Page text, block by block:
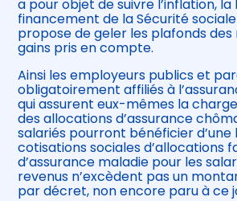
a pour objet de suivre l’inflation, la
financement de la Sécurité
propose de geler les plafonds
gains pris en compte.
Ainsi les employeurs publics et
obligatoirement affiliés à
qui assurent eux-mêmes la
des allocations d’assurance
salariés pourront bénéficier d’une
cotisations sociales d’allocations
d’assurance maladie pour les
revenus n’excèdent pas un
par décret, non encore paru à ce